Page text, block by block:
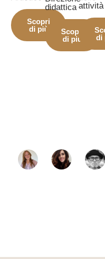
Scopri
di più
didattica
Scopri
di più
attività
di